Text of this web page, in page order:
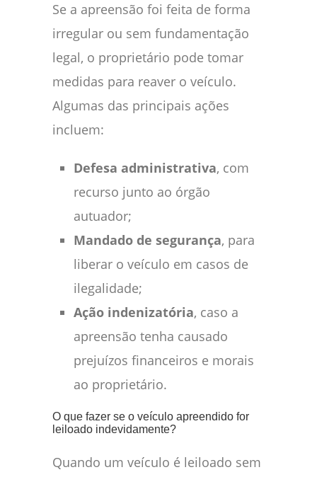
Se a apreensão foi feita de forma
irregular ou sem fundamentação
legal, o proprietário pode tomar
medidas para reaver o veículo.
Algumas das principais ações
incluem:
Defesa administrativa, com
recurso junto ao órgão
autuador;
Mandado de segurança, para
liberar o veículo em casos de
ilegalidade;
Ação indenizatória, caso a
apreensão tenha causado
prejuízos financeiros e morais
ao proprietário.
O que fazer se o veículo apreendido for
leiloado indevidamente?
Quando um veículo é leiloado sem